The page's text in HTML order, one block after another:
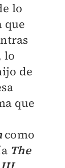
lo
que
lo
de
que
como
The